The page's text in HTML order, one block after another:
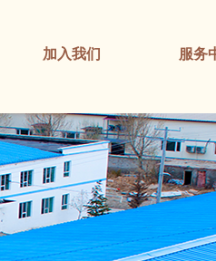
加入我们 服务